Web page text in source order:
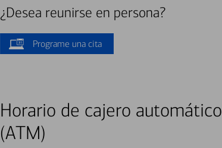
¿Desea reunirse en persona?
Programe una cita
Horario de cajero automático
(ATM)